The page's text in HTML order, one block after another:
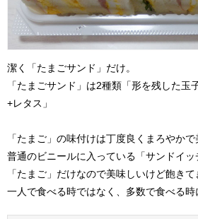
潔く「たまごサンド」だけ。
「たまごサンド」は2種類「形を残した玉
+レタス」
「たまご」の味付けは丁度良くまろやかで
普通のビニールに入っている「サンドイッ
「たまご」だけなので美味しいけど飽きて
一人で食べる時ではなく、多数で食べる時